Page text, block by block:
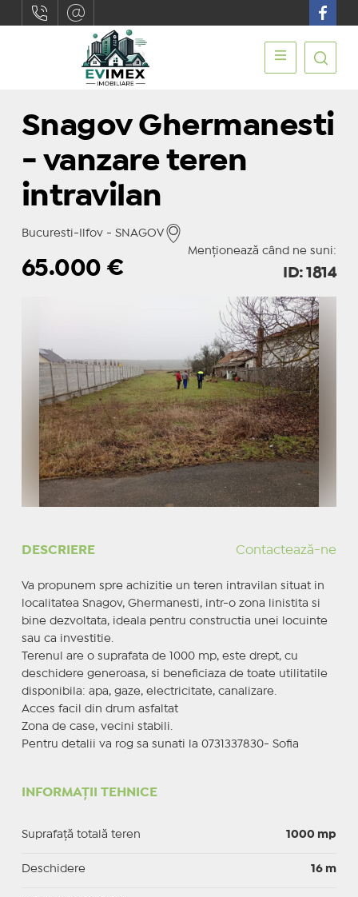
Snagov Ghermanesti
- vanzare teren
intravilan
Bucuresti-Ilfov - SNAGOV
Menționează când ne suni:
65.000€ ID: 1814
DESCRIERE Contactează-ne
Va propunem spre achizitie un teren intravilan situat in
localitatea Snagov, Ghermanesti, intr-o zona linistita si
bine dezvoltata, ideala pentru constructia unei locuinte
sau ca investitie.
Terenul are o suprafata de 1000 mp, este drept, cu
deschidere generoasa, si beneficiaza de toate utilitatile
disponibila: apa, gaze, electricitate, canalizare.
Acces facil din drum asfaltat
Zona de case, vecini stabili.
Pentru detalii va rog sa sunati la 0731337830- Sofia
INFORMAȚII TEHNICE
Suprafață totală teren 1000 mp
Deschidere 16 m